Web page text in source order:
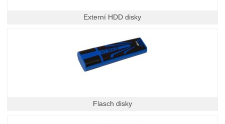
Externí HDD disky
Flasch disky